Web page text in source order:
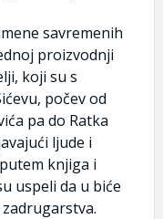
savremenih
proizvodnji
koji su s
počev od
pa do Ratka
ljude i
knjiga i
uspeli da u biće